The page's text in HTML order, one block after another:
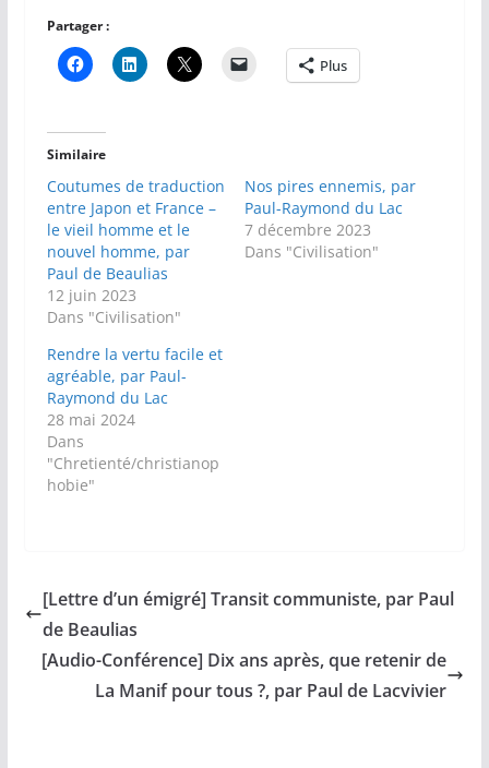
Partager :
Plus
Similaire
Coutumes de traduction
entre Japon et France –
le vieil homme et le
nouvel homme, par
Paul de Beaulias
12 juin 2023
Dans "Civilisation"
Nos pires ennemis, par
Paul-Raymond du Lac
7 décembre 2023
Dans "Civilisation"
Rendre la vertu facile et
agréable, par Paul-
Raymond du Lac
28 mai 2024
Dans
"Chretienté/christianop
hobie"
[Lettre d’un émigré] Transit communiste, par Paul
de Beaulias
[Audio-Conférence] Dix ans après, que retenir de
La Manif pour tous ?, par Paul de Lacvivier